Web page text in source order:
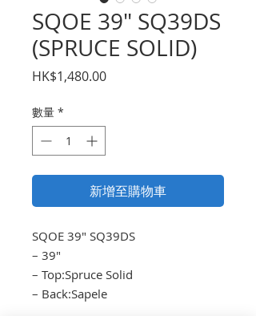
SQOE 39″ SQ39DS
(SPRUCE SOLID)
HK$1,480.00價
數量 *
新增至購物車
SQOE 39″ SQ39DS
– 39″
– Top:Spruce Solid
– Back:Sapele